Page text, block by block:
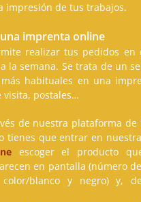
impresión de tus trabajos.
imprenta online
realizar tus pedidos en
la semana. Se trata de un
habituales en una
visita, postales…
de nuestra plataforma de
tienes que entrar en
escoger el producto
en pantalla (número
color/blanco y negro) y,